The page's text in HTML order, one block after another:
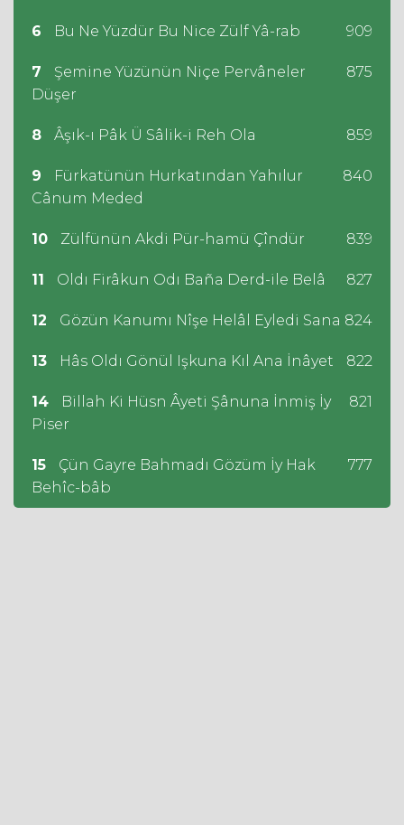
6 Bu Ne Yüzdür Bu Nice Zülf Yâ-rab 909
7
Şemine Yüzünün Niçe Pervâneler
Düşer
875
8 Âşık-ı Pâk Ü Sâlik-i Reh Ola 859
9
Fürkatünün Hurkatından Yahılur
Cânum Meded
840
10 Zülfünün Akdi Pür-hamü Çîndür 839
11 Oldı Firâkun Odı Baña Derd-ile Belâ 827
12 Gözün Kanumı Nîşe Helâl Eyledi Sana 824
13 Hâs Oldı Gönül Işkuna Kıl Ana İnâyet 822
14
Billah Ki Hüsn Âyeti Şânuna İnmiş İy
Piser
821
15
Çün Gayre Bahmadı Gözüm İy Hak
Behîc-bâb
777